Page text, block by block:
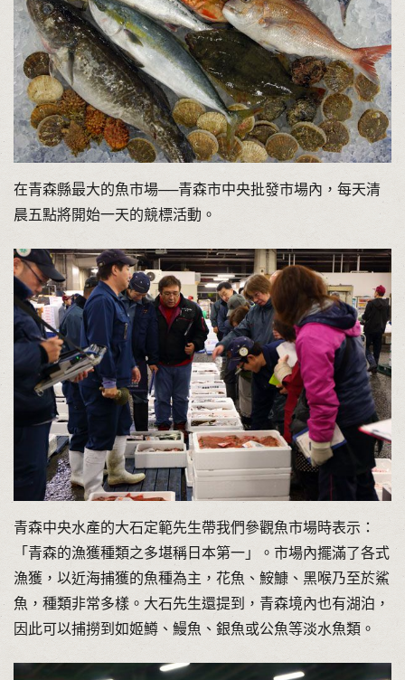
在青森縣最大的魚市場──青森市中央批發市場內，每天清
晨五點將開始一天的競標活動。
青森中央水產的大石定範先生帶我們參觀魚市場時表示：
「青森的漁獲種類之多堪稱日本第一」。市場內擺滿了各式
漁獲，以近海捕獲的魚種為主，花魚、鮟鱇、黑喉乃至於鯊
魚，種類非常多樣。大石先生還提到，青森境內也有湖泊，
因此可以捕撈到如姬鱒、鰻魚、銀魚或公魚等淡水魚類。